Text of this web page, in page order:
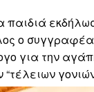
παιδιά
ο
για την